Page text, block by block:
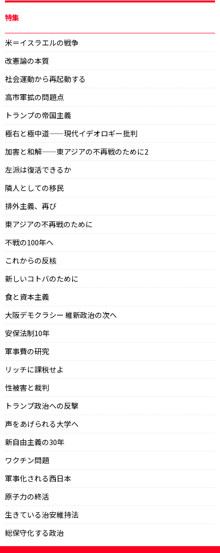
特集
米＝イスラエルの戦争
改憲論の本質
社会運動から再起動する
高市軍拡の問題点
トランプの帝国主義
極右と極中道——現代イデオロギー批判
加害と和解——東アジアの不再戦のために2
左派は復活できるか
隣人としての移民
排外主義、再び
東アジアの不再戦のために
不戦の100年へ
これからの反核
新しいコトバのために
食と資本主義
大阪デモクラシー 維新政治の次へ
安保法制10年
軍事費の研究
リッチに課税せよ
性被害と裁判
トランプ政治への反撃
声をあげられる大学へ
新自由主義の30年
ワクチン問題
軍事化される西日本
原子力の終活
生きている治安維持法
総保守化する政治